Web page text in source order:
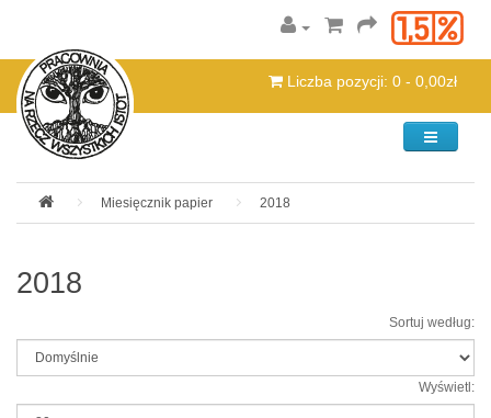
Liczba pozycji: 0 - 0,00zł
Kategorie
Miesięcznik papier 2018
2018
Sortuj według:
Wyświetl: